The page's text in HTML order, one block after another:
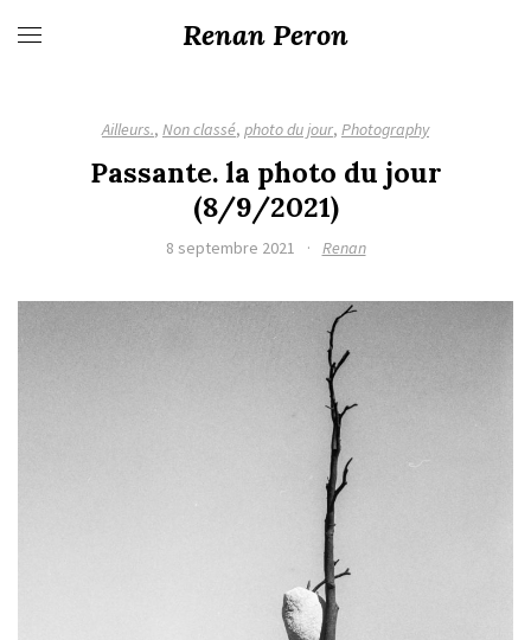
Renan Peron
Ailleurs., Non classé, photo du jour, Photography
Passante. la photo du jour
(8/9/2021)
8 septembre 2021 · Renan